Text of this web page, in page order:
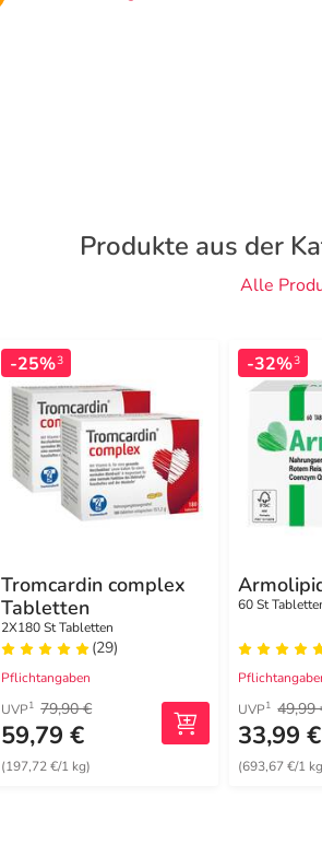
Produkte aus der
Alle
-25%3
Tromcardin complex
Tabletten
2X180 St Tabletten
(29)
Pflichtangaben
UVP1 79,90 €
59,79 €
(197,72 €/1 kg)
-32%3
60 St
UVP1 49,99
33,99 €
(693,67 €/1